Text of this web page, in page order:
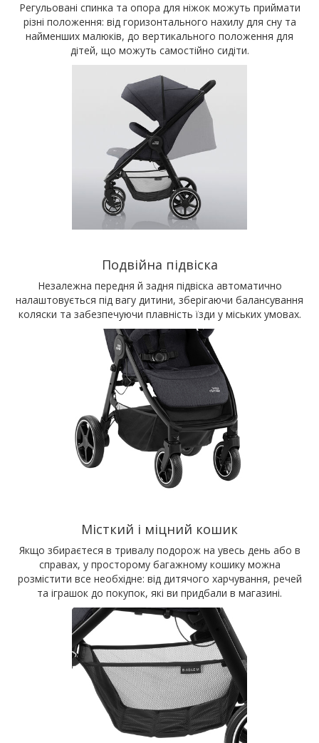
Регульовані спинка та опора для ніжок можуть приймати
різні положення: від горизонтального нахилу для сну та
найменших малюків, до вертикального положення для
дітей, що можуть самостійно сидіти.
Подвійна підвіска
Незалежна передня й задня підвіска автоматично
налаштовується під вагу дитини, зберігаючи балансування
коляски та забезпечуючи плавність їзди у міських умовах.
Місткий і міцний кошик
Якщо збираєтеся в тривалу подорож на увесь день або в
справах, у просторому багажному кошику можна
розмістити все необхідне: від дитячого харчування, речей
та іграшок до покупок, які ви придбали в магазині.